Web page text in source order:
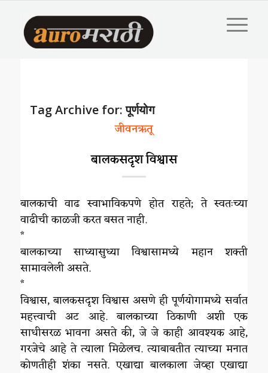
Tag Archive for:पूर्णयोग
जीवनऋतू
बालकसदृश विश्वास
बालकाची वाढ स्वाभाविकपणे होत राहते; ते स्वतःच्या
वाढीची काळजी करत बसत नाही.
*
बालकाच्या साध्यासुध्या विश्वासामध्ये महान शक्ती
सामावलेली असते.
*
विश्वास, बालकसदृश विश्वास असणे ही पूर्णयोगामध्ये सर्वात
महत्त्वाची अट आहे. बालकाच्या ठिकाणी अशी एक
साधीसरळ भावना असते की, जे जे काही आवश्यक आहे,
गरजेचे आहे ते त्याला मिळेलच. त्याबाबतीत त्याच्या मनात
कोणतीही शंका नसते. एखाद्या बालकाला जेव्हा एखाद्या